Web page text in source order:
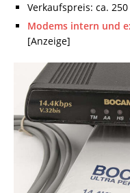
Verkaufspreis: ca.
Modems intern und
[Anzeige]